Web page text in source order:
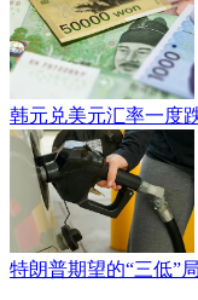
韩元兑美元汇率一度
特朗普期望的“三低”